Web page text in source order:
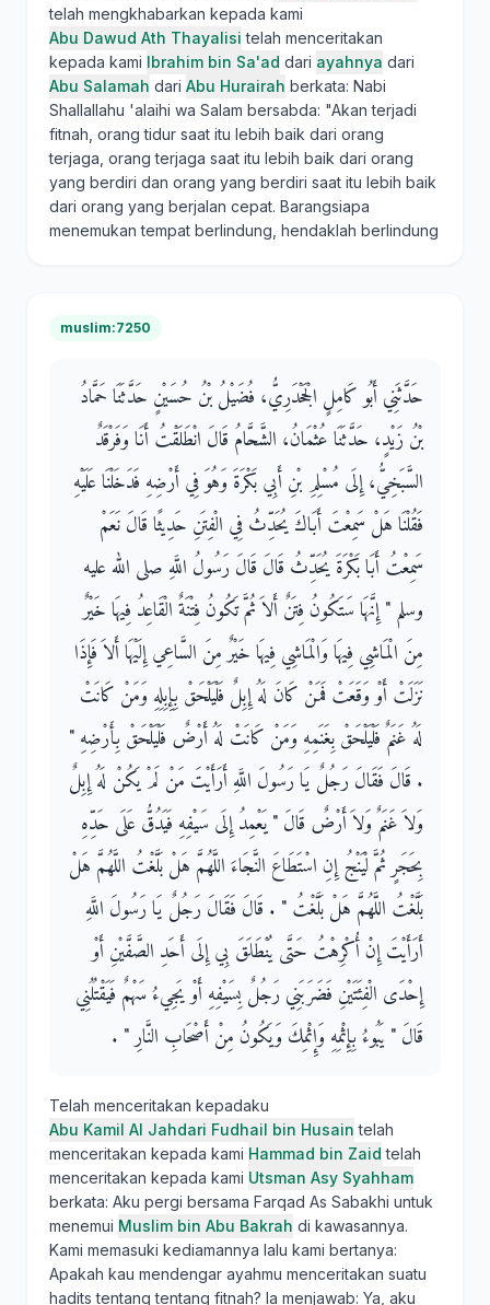
telah mengkhabarkan kepada kami
Abu Dawud Ath Thayalisi telah menceritakan
kepada kami Ibrahim bin Sa'ad dari ayahnya dari
Abu Salamah dari Abu Hurairah berkata: Nabi
Shallallahu 'alaihi wa Salam bersabda: "Akan terjadi
fitnah, orang tidur saat itu lebih baik dari orang
terjaga, orang terjaga saat itu lebih baik dari orang
yang berdiri dan orang yang berdiri saat itu lebih baik
dari orang yang berjalan cepat. Barangsiapa
menemukan tempat berlindung, hendaklah berlindung
muslim:7250
حَدَّثَنِي أَبُو كَامِلٍ الْجَحْدَرِيُّ، فُضَيْلُ بْنُ حُسَيْنٍ حَدَّثَنَا حَمَّادُ
بْنُ زَيْدٍ، حَدَّثَنَا عُثْمَانُ، الشَّحَّامُ قَالَ انْطَلَقْتُ أَنَا وَفَرْقَدٌ
السَّبَخِيُّ، إِلَى مُسْلِمِ بْنِ أَبِي بَكْرَةَ وَهُوَ فِي أَرْضِهِ فَدَخَلْنَا عَلَيْهِ
فَقُلْنَا هَلْ سَمِعْتَ أَبَاكَ يُحَدِّثُ فِي الْفِتَنِ حَدِيثًا قَالَ نَعَمْ
سَمِعْتُ أَبَا بَكْرَةَ يُحَدِّثُ قَالَ قَالَ رَسُولُ اللَّهِ صلى الله عليه
وسلم ‏"‏ إِنَّهَا سَتَكُونُ فِتَنٌ أَلاَ ثُمَّ تَكُونُ فِتْنَةٌ الْقَاعِدُ فِيهَا خَيْرٌ
مِنَ الْمَاشِي فِيهَا وَالْمَاشِي فِيهَا خَيْرٌ مِنَ السَّاعِي إِلَيْهَا أَلاَ فَإِذَا
نَزَلَتْ أَوْ وَقَعَتْ فَمَنْ كَانَ لَهُ إِبِلٌ فَلْيَلْحَقْ بِإِبِلِهِ وَمَنْ كَانَتْ
لَهُ غَنَمٌ فَلْيَلْحَقْ بِغَنَمِهِ وَمَنْ كَانَتْ لَهُ أَرْضٌ فَلْيَلْحَقْ بِأَرْضِهِ ‏"‏
‏.‏ قَالَ فَقَالَ رَجُلٌ يَا رَسُولَ اللَّهِ أَرَأَيْتَ مَنْ لَمْ يَكُنْ لَهُ إِبِلٌ
وَلاَ غَنَمٌ وَلاَ أَرْضٌ قَالَ ‏"‏ يَعْمِدُ إِلَى سَيْفِهِ فَيَدُقُّ عَلَى حَدِّهِ
بِحَجَرٍ ثُمَّ لْيَنْجُ إِنِ اسْتَطَاعَ النَّجَاءَ اللَّهُمَّ هَلْ بَلَّغْتُ اللَّهُمَّ هَلْ
بَلَّغْتُ اللَّهُمَّ هَلْ بَلَّغْتُ ‏"‏ ‏.‏ قَالَ فَقَالَ رَجُلٌ يَا رَسُولَ اللَّهِ
أَرَأَيْتَ إِنْ أُكْرِهْتُ حَتَّى يُنْطَلَقَ بِي إِلَى أَحَدِ الصَّفَّيْنِ أَوْ
إِحْدَى الْفِئَتَيْنِ فَضَرَبَنِي رَجُلٌ بِسَيْفِهِ أَوْ يَجِيءُ سَهْمٌ فَيَقْتُلُنِي
قَالَ ‏"‏ يَبُوءُ بِإِثْمِهِ وَإِثْمِكَ وَيَكُونُ مِنْ أَصْحَابِ النَّارِ ‏"‏ ‏.‏
Telah menceritakan kepadaku
Abu Kamil Al Jahdari Fudhail bin Husain telah
menceritakan kepada kami Hammad bin Zaid telah
menceritakan kepada kami Utsman Asy Syahham
berkata: Aku pergi bersama Farqad As Sabakhi untuk
menemui Muslim bin Abu Bakrah di kawasannya.
Kami memasuki kediamannya lalu kami bertanya:
Apakah kau mendengar ayahmu menceritakan suatu
hadits tentang tentang fitnah? Ia menjawab: Ya, aku